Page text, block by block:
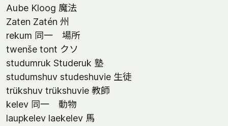
Aube Kloog 魔法
Zaten Zatén 州
rekum 同一 場所
twenše tont クソ
studumruk Studeruk 塾
studumshuv studeshuvie 生徒
trükshuv trükshuvie 教師
kelev 同一 動物
laupkelev laekelev 馬